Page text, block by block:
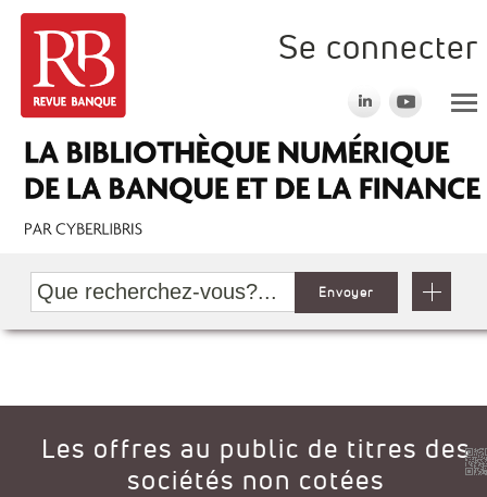
Se connecter
Envoyer
Les offres au public de titres des
sociétés non cotées